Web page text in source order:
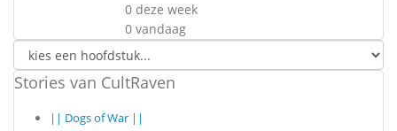
0 deze week
0 vandaag
Stories van CultRaven
|| Dogs of War ||